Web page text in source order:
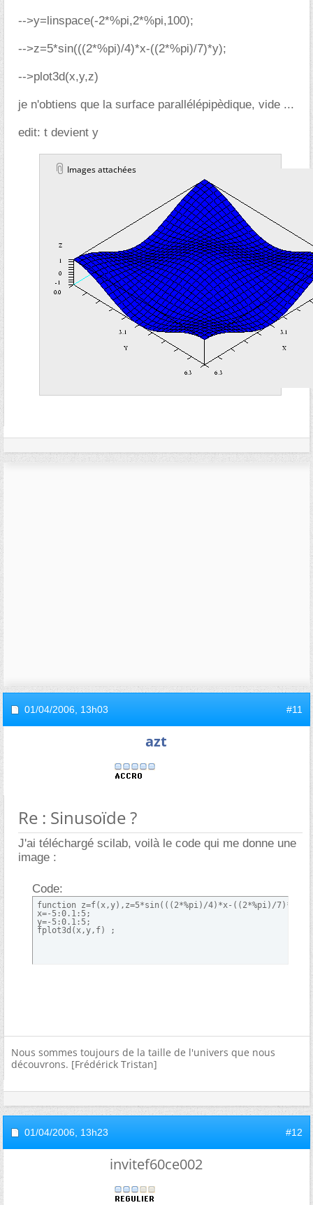
-->y=linspace(-2*%pi,2*%pi,100);
-->z=5*sin(((2*%pi)/4)*x-((2*%pi)/7)*y);
-->plot3d(x,y,z)
je n'obtiens que la surface parallélépipèdique, vide ...
edit: t devient y
Images attachées
01/04/2006, 13h03 #11
azt
Re : Sinusoïde ?
J'ai téléchargé scilab, voilà le code qui me donne une
image :
Code:
function z=f(x,y),z=5*sin(((2*%pi)/4)*x-((2*%pi)/
x=-5:0.1:5;
y=-5:0.1:5;
fplot3d(x,y,f) ;
Nous sommes toujours de la taille de l'univers que nous
découvrons. [Frédérick Tristan]
01/04/2006, 13h23 #12
invitef60ce002